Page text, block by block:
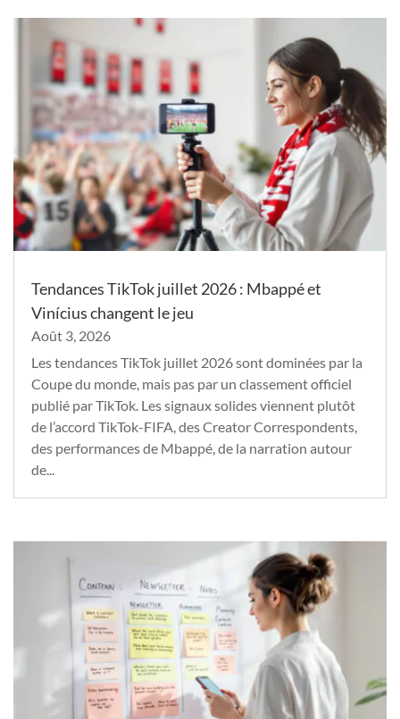
Tendances TikTok juillet 2026 : Mbappé et
Vinícius changent le jeu
Août 3, 2026
Les tendances TikTok juillet 2026 sont dominées par la
Coupe du monde, mais pas par un classement officiel
publié par TikTok. Les signaux solides viennent plutôt
de l’accord TikTok-FIFA, des Creator Correspondents,
des performances de Mbappé, de la narration autour
de...